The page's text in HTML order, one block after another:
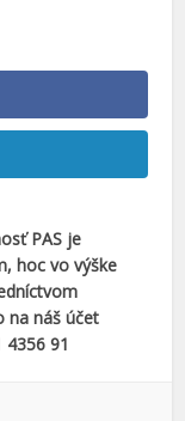
PAS je
hoc vo výške
na náš účet
4356 91